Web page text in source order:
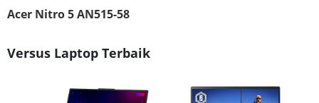
Acer Nitro 5 AN515-58
Versus Laptop Terbaik